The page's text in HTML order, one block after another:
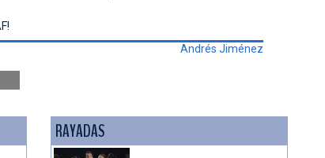
Andrés Jiménez
RAYADAS